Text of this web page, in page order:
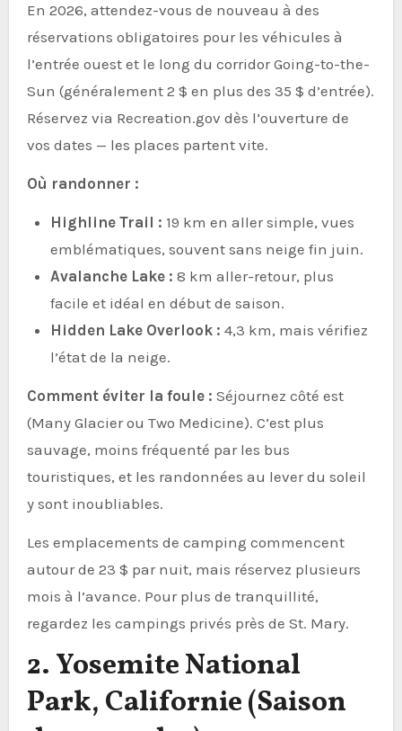
En 2026, attendez-vous de nouveau à des
réservations obligatoires pour les véhicules à
l’entrée ouest et le long du corridor Going-to-the-
Sun (généralement 2 $ en plus des 35 $ d’entrée).
Réservez via Recreation.gov dès l’ouverture de
vos dates — les places partent vite.
Où randonner :
Highline Trail : 19 km en aller simple, vues
emblématiques, souvent sans neige fin juin.
Avalanche Lake : 8 km aller-retour, plus
facile et idéal en début de saison.
Hidden Lake Overlook : 4,3 km, mais vérifiez
l’état de la neige.
Comment éviter la foule : Séjournez côté est
(Many Glacier ou Two Medicine). C’est plus
sauvage, moins fréquenté par les bus
touristiques, et les randonnées au lever du soleil
y sont inoubliables.
Les emplacements de camping commencent
autour de 23 $ par nuit, mais réservez plusieurs
mois à l’avance. Pour plus de tranquillité,
regardez les campings privés près de St. Mary.
2. Yosemite National
Park, Californie (Saison